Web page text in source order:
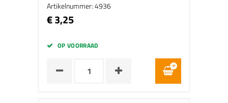
Artikelnummer: 4936
€ 3,25
OP VOORRAAD